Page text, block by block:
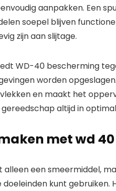
aanpakken. Een
soepel blijven
zijn aan slijtage.
WD-40 bescherming
worden
en maakt het
altijd in
met wd 40
alleen een smeermiddel,
kunt gebruiken.